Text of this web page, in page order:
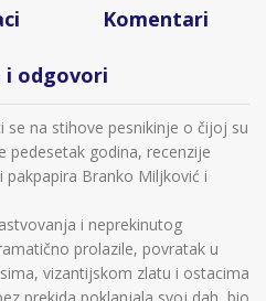
Komentari
i odgovori
na stihove pesnikinje o čijoj su
pedesetak godina, recenzije
Branko Miljković i
i neprekinutog
prolazile, povratak u
vizantijskom zlatu i ostacima